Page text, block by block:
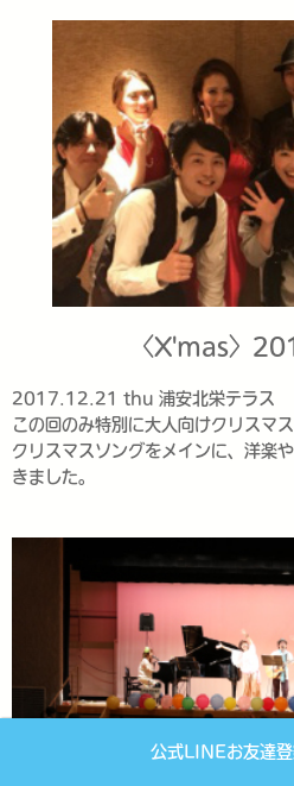
公式LINEお友達
〈X'mas〉
2017.12.21 thu 浦安北栄テラス
この回のみ特別に大人向けクリスマ
クリスマスソングをメインに、洋楽
きました。